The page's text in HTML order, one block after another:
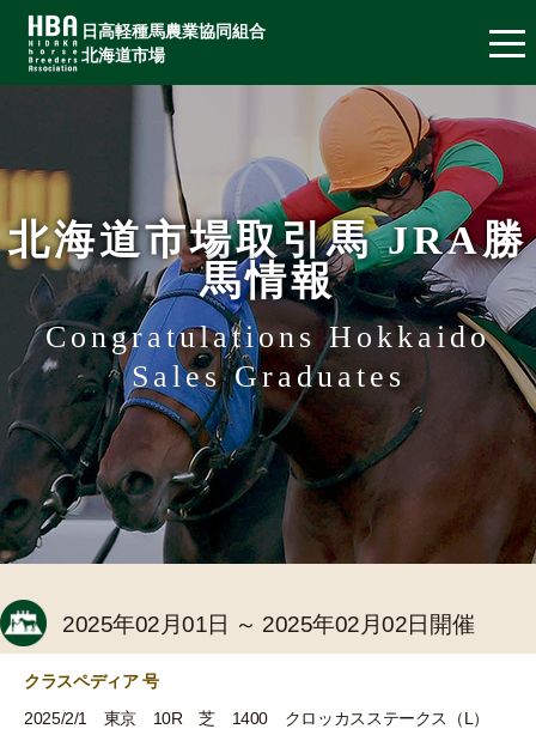
日高軽種馬農業協同組合
北海道市場
北海道市場取引馬 JRA勝
馬情報
Congratulations Hokkaido
Sales Graduates
2025年02月01日 ～ 2025年02月02日開催
クラスペディア 号
2025/2/1 東京 10R 芝 1400 クロッカスステークス（L）